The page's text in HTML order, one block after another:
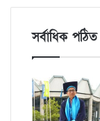
সর্বাধিক পঠিত